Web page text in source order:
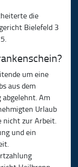
die
Bielefeld 3
um eine
aus dem
Am
Urlaub
nicht zur Arbeit.
und ein